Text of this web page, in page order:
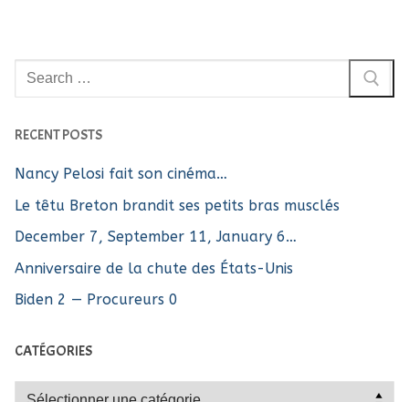
Rechercher
:
RECENT POSTS
Nancy Pelosi fait son cinéma…
Le têtu Breton brandit ses petits bras musclés
December 7, September 11, January 6…
Anniversaire de la chute des États-Unis
Biden 2 — Procureurs 0
CATÉGORIES
Catégories